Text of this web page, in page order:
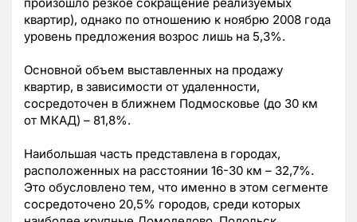
произошло резкое сокращение реализуемых
квартир), однако по отношению к ноябрю 2008 года
уровень предложения возрос лишь на 5,3%.
Основной объем выставленных на продажу
квартир, в зависимости от удаленности,
сосредоточен в ближнем Подмосковье (до 30 км
от МКАД) – 81,8%.
Наибольшая часть представлена в городах,
расположенных на расстоянии 16-30 км – 32,7%.
Это обусловлено тем, что именно в этом сегменте
сосредоточено 20,5% городов, среди которых